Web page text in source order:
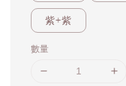
紫+紫
數量